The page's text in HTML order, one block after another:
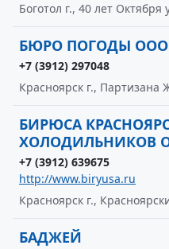
Боготол г., 40 лет Октября
БЮРО ПОГОДЫ ООО
+7 (3912) 297048
Красноярск г., Партизана
БИРЮСА
ХОЛОДИЛЬНИКОВ
+7 (3912) 639675
http://www.biryusa.ru
Красноярск г.,
БАДЖЕЙ